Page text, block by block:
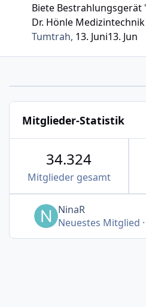
Biete
Dr. Hönle Medizintechnik
Tumtrah, 13. Juni13. Jun
Mitglieder-Statistik
34.324
Mitglieder gesamt
NinaR
Neuestes Mitglied ·